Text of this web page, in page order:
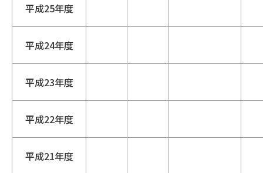
平成25年度
平成24年度
平成23年度
平成22年度
平成21年度